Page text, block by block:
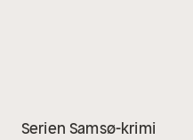
Serien Samsø-krimi